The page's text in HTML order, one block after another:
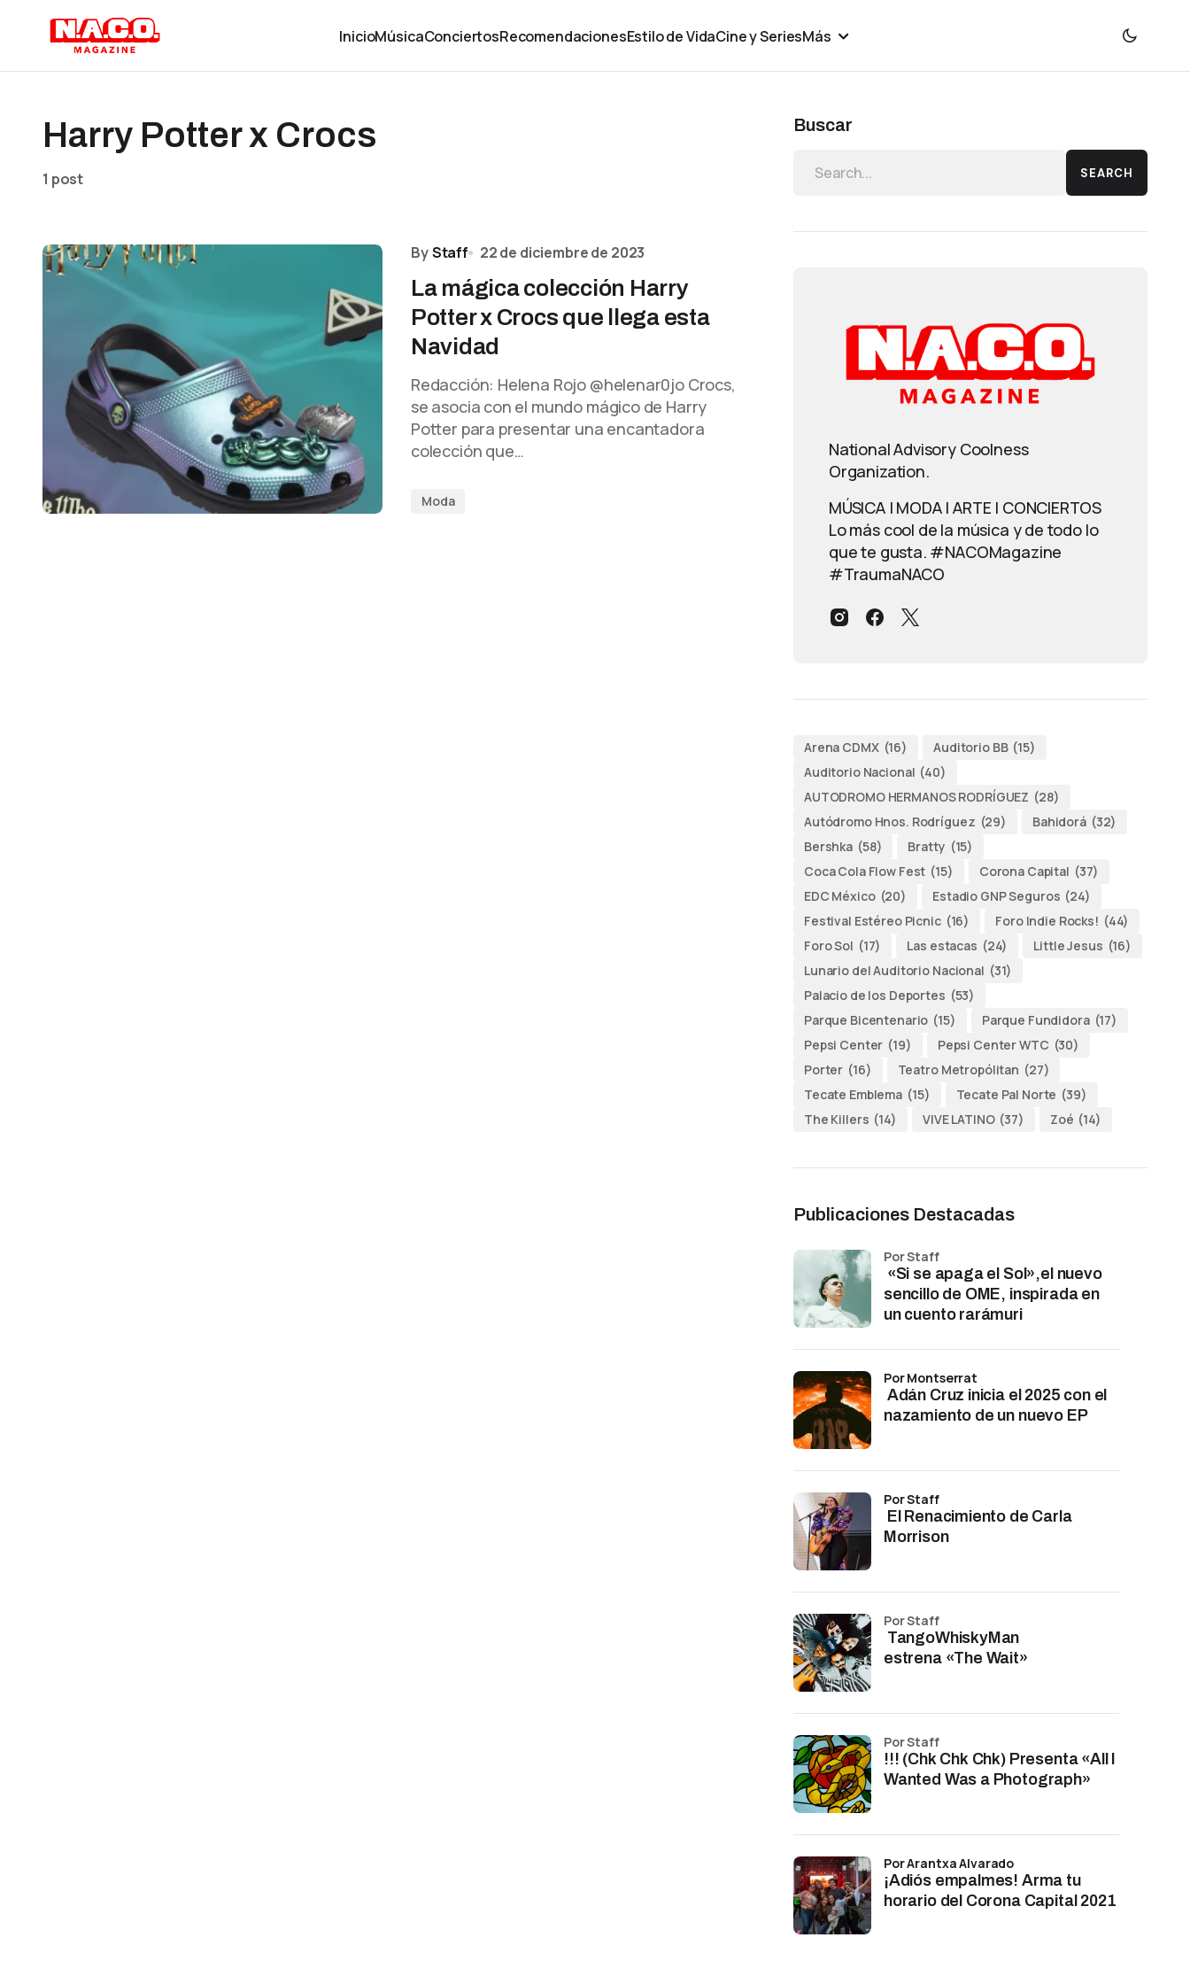
InicioMúsicaConciertosRecomendacionesEstilo de VidaCine y SeriesMás
Harry Potter x Crocs
1 post
ByStaff 22 de diciembre de 2023
La mágica colección Harry
Potter x Crocs que llega esta
Navidad
Redacción: Helena Rojo @helenar0jo Crocs,
se asocia con el mundo mágico de Harry
Potter para presentar una encantadora
colección que…
Moda
Buscar
SEARCH
National Advisory Coolness
Organization.
MÚSICA | MODA | ARTE | CONCIERTOS
Lo más cool de la música y de todo lo
que te gusta. #NACOMagazine
#TraumaNACO
Arena CDMX (16) Auditorio BB (15)
Auditorio Nacional (40)
AUTODROMO HERMANOS RODRÍGUEZ (28)
Autódromo Hnos. Rodríguez (29) Bahidorá (32)
Bershka (58) Bratty (15)
Coca Cola Flow Fest (15) Corona Capital (37)
EDC México (20) Estadio GNP Seguros (24)
Festival Estéreo Picnic (16) Foro Indie Rocks! (44)
Foro Sol (17) Las estacas (24) Little Jesus (16)
Lunario del Auditorio Nacional (31)
Palacio de los Deportes (53)
Parque Bicentenario (15) Parque Fundidora (17)
Pepsi Center (19) Pepsi Center WTC (30)
Porter (16) Teatro Metropólitan (27)
Tecate Emblema (15) Tecate Pal Norte (39)
The Killers (14) VIVE LATINO (37) Zoé (14)
Publicaciones Destacadas
«Si se apaga el Sol»,el nuevo
sencillo de OME, inspirada en
un cuento rarámuri
por Staff
Adán Cruz inicia el 2025 con el
nazamiento de un nuevo EP
por Montserrat
El Renacimiento de Carla
Morrison
por Staff
TangoWhiskyMan
estrena «The Wait»
por Staff
!!! (Chk Chk Chk) Presenta «All I
Wanted Was a Photograph»
por Staff
¡Adiós empalmes! Arma tu
horario del Corona Capital 2021
por Arantxa Alvarado